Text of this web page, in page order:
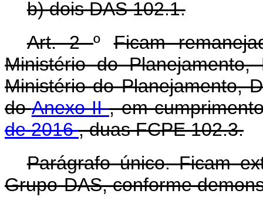
b) dois DAS 102.1.
Art. 2ºFicam
Ministério do
Ministério do Planejamento,
doAnexo II, em
de 2016, duas FCPE 102.3.
Parágrafo único. Ficam
Grupo-DAS, conforme